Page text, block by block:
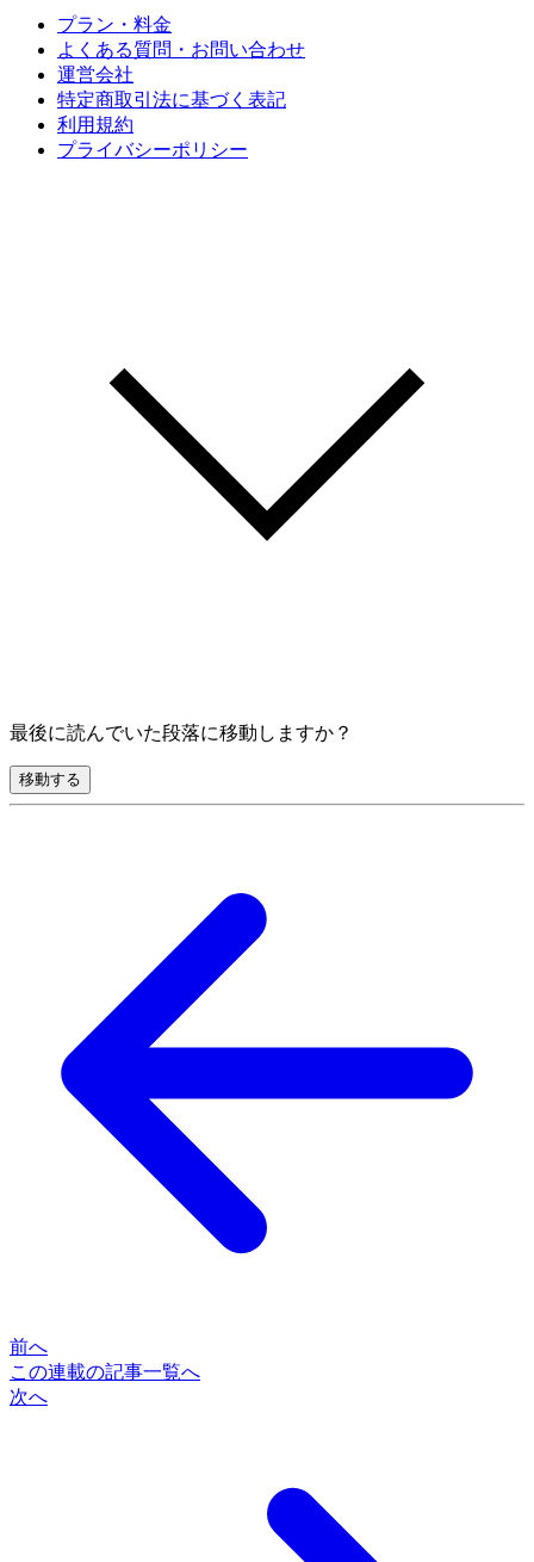
プラン・料金
よくある質問・お問い合わせ
運営会社
特定商取引法に基づく表記
利用規約
プライバシーポリシー
最後に読んでいた段落に移動しますか？
移動する
前へ
この連載の記事一覧へ
次へ